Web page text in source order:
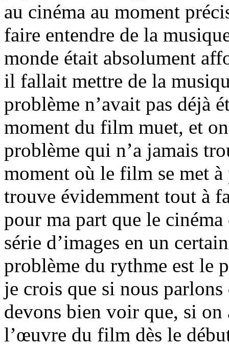
au cinéma au moment
faire entendre de la
monde était absolument
il fallait mettre de la
problème n’avait pas déjà
moment du film muet, et on
problème qui n’a jamais
moment où le film se met
trouve évidemment tout à
pour ma part que le
série d’images en un
problème du rythme est le
je crois que si nous
devons bien voir que, si on
l’œuvre du film dès le